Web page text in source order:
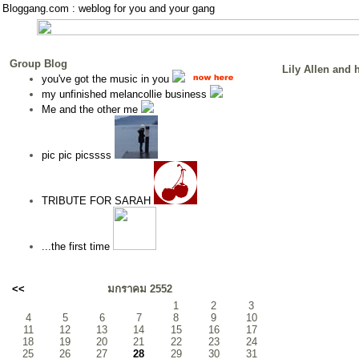
Bloggang.com : weblog for you and your gang
Group Blog
you've got the music in you
my unfinished melancollie business
Me and the other me
pic pic picssss
TRIBUTE FOR SARAH
...the first time
<<
มกราคม 2552
1
2
3
4
5 6 7 8 9
10
11
12 13 14 15 16
17
18
19 20 21 22 23
24
25
26 27 28 29 30 31
Lily Allen and